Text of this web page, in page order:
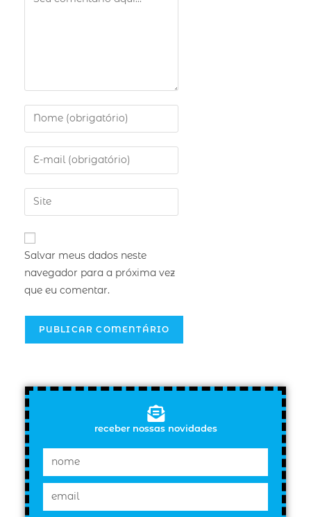
Salvar meus dados neste
navegador para a próxima vez
que eu comentar.
receber nossas novidades